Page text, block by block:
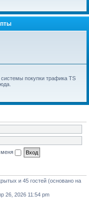
покупки трафика TS
и 45 гостей (основано на
26, 2026 11:54 pm